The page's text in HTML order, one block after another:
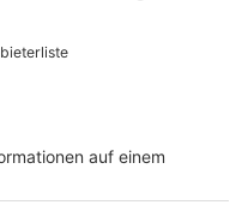
und Telefonverträgen
der Vertrag
Bleibt die